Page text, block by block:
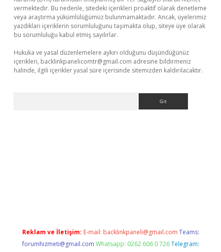
vermektedir. Bu nedenle, sitedeki içerikleri proaktif olarak denetleme
veya araştırma yükümlülüğümüz bulunmamaktadır. Ancak, üyelerimiz
yazdıkları içeriklerin sorumluluğunu taşımakta olup, siteye üye olarak
bu sorumluluğu kabul etmiş sayılırlar.
Hukuka ve yasal düzenlemelere aykırı olduğunu düşündüğünüz
içerikleri, backlinkpanelicomtr@gmail.com adresine bildirmeniz
halinde, ilgili içerikler yasal süre içerisinde sitemizden kaldırılacaktır.
Reklam ve İletişim: E-mail: backlinkpaneli@gmail.com Teams:
forumhizmeti@gmail.com Whatsapp: 0262 606 0 726 Telegram: